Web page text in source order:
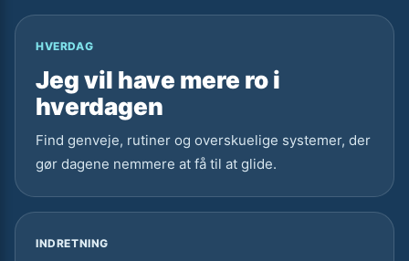
HVERDAG
Jeg vil have mere ro i
hverdagen
Find genveje, rutiner og overskuelige systemer, der
gør dagene nemmere at få til at glide.
INDRETNING